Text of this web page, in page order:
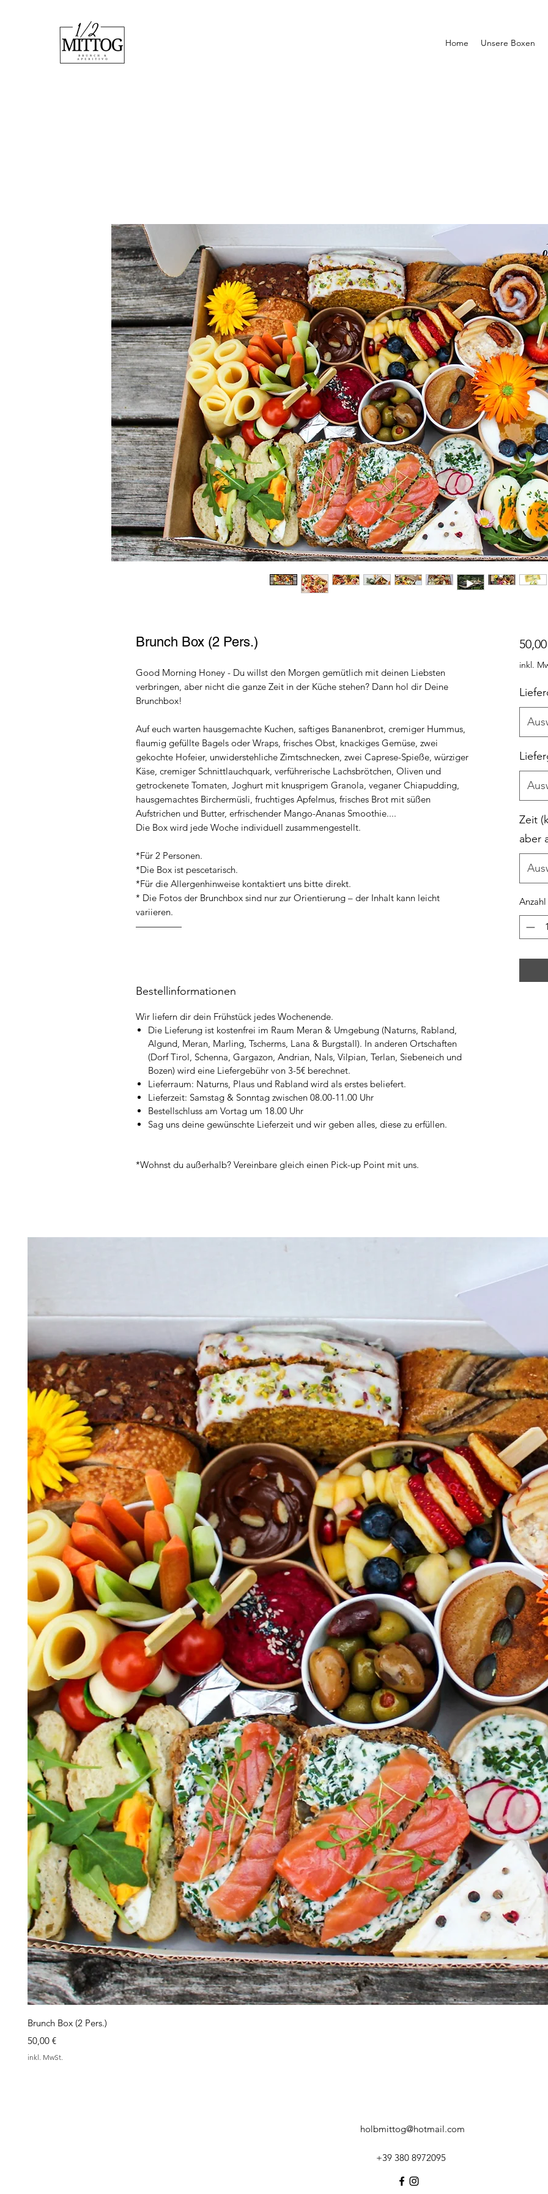
Home Unsere Boxen
Brunch Box (2 Pers.)
Good Morning Honey - Du willst den Morgen gemütlich mit deinen Liebsten
verbringen, aber nicht die ganze Zeit in der Küche stehen? Dann hol dir Deine
Brunchbox!
Auf euch warten hausgemachte Kuchen, saftiges Bananenbrot, cremiger Hummus,
flaumig gefüllte Bagels oder Wraps, frisches Obst, knackiges Gemüse, zwei
gekochte Hofeier, unwiderstehliche Zimtschnecken, zwei Caprese-Spieße, würziger
Käse, cremiger Schnittlauchquark, verführerische Lachsbrötchen, Oliven und
getrockenete Tomaten, Joghurt mit knusprigem Granola, veganer Chiapudding,
hausgemachtes Birchermüsli, fruchtiges Apfelmus, frisches Brot mit süßen
Aufstrichen und Butter, erfrischender Mango-Ananas Smoothie....
Die Box wird jede Woche individuell zusammengestellt.
*Für 2 Personen.
*Die Box ist pescetarisch.
*Für die Allergenhinweise kontaktiert uns bitte direkt.
* Die Fotos der Brunchbox sind nur zur Orientierung – der Inhalt kann leicht
variieren.
—————
Bestellinformationen
Wir liefern dir dein Frühstück jedes Wochenende.
Die Lieferung ist kostenfrei im Raum Meran & Umgebung (Naturns, Rabland,
Algund, Meran, Marling, Tscherms, Lana & Burgstall). In anderen Ortschaften
(Dorf Tirol, Schenna, Gargazon, Andrian, Nals, Vilpian, Terlan, Siebeneich und
Bozen) wird eine Liefergebühr von 3-5€ berechnet.
Lieferraum: Naturns, Plaus und Rabland wird als erstes beliefert.
Lieferzeit: Samstag & Sonntag zwischen 08.00-11.00 Uhr
Bestellschluss am Vortag um 18.00 Uhr
Sag uns deine gewünschte Lieferzeit und wir geben alles, diese zu erfüllen.
*Wohnst du außerhalb? Vereinbare gleich einen Pick-up Point mit uns.
inkl.
Zeit
aber
Anzahl
Brunch Box (2 Pers.)
Preis
50,00 €
inkl. MwSt.
holbmittog@hotmail.com
+39 380 8972095